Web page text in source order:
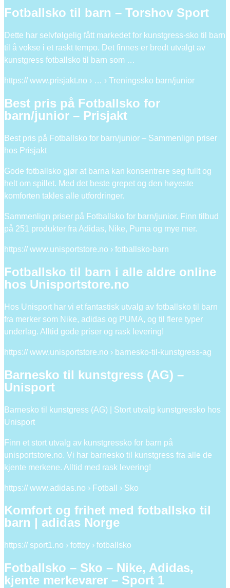
Fotballsko til barn – Torshov Sport
Dette har selvfølgelig fått markedet for kunstgress-sko til barn
til å vokse i et raskt tempo. Det finnes er bredt utvalgt av
kunstgress fotballsko til barn som …
https:// www.prisjakt.no › … › Treningssko barn/junior
Best pris på Fotballsko for
barn/junior – Prisjakt
Best pris på Fotballsko for barn/junior – Sammenlign priser
hos Prisjakt
Gode fotballsko gjør at barna kan konsentrere seg fullt og
helt om spillet. Med det beste grepet og den høyeste
komforten takles alle utfordringer.
Sammenlign priser på Fotballsko for barn/junior. Finn tilbud
på 251 produkter fra Adidas, Nike, Puma og mye mer.
https:// www.unisportstore.no › fotballsko-barn
Fotballsko til barn i alle aldre online
hos Unisportstore.no
Hos Unisport har vi et fantastisk utvalg av fotballsko til barn
fra merker som Nike, adidas og PUMA, og til flere typer
underlag. Alltid gode priser og rask levering!
https:// www.unisportstore.no › barnesko-til-kunstgress-ag
Barnesko til kunstgress (AG) –
Unisport
Barnesko til kunstgress (AG) | Stort utvalg kunstgressko hos
Unisport
Finn et stort utvalg av kunstgressko for barn på
unisportstore.no. Vi har barnesko til kunstgress fra alle de
kjente merkene. Alltid med rask levering!
https:// www.adidas.no › Fotball › Sko
Komfort og frihet med fotballsko til
barn | adidas Norge
https:// sport1.no › fottoy › fotballsko
Fotballsko – Sko – Nike, Adidas,
kjente merkevarer – Sport 1